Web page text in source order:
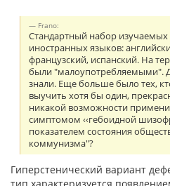
Frano:
Стандартный набор
иностранных языков:
французский, испанский. На
были "малоупотребляемыми".
знали. Еще больше было тех,
выучить хотя бы один,
никакой возможности
симптомом ‹‹гебоидной
показателем состояния
коммунизма"?
Гиперстенический вариант